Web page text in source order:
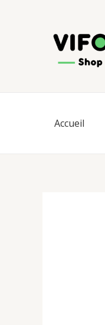
Accueil